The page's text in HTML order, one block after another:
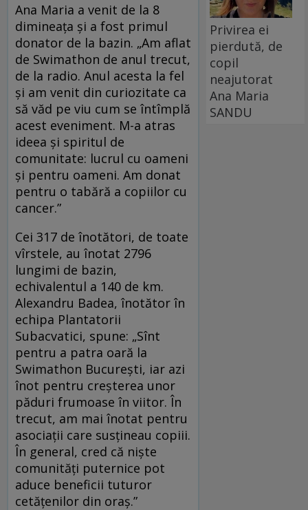
Ana Maria a venit de la 8
dimineața și a fost primul
donator de la bazin. „Am aflat
de Swimathon de anul trecut,
de la radio. Anul acesta la fel
și am venit din curiozitate ca
să văd pe viu cum se întîmplă
acest eveniment. M-a atras
ideea și spiritul de
comunitate: lucrul cu oameni
și pentru oameni. Am donat
pentru o tabără a copiilor cu
cancer.”
Cei 317 de înotători, de toate
vîrstele, au înotat 2796
lungimi de bazin,
echivalentul a 140 de km.
Alexandru Badea, înotător în
echipa Plantatorii
Subacvatici, spune: „Sînt
pentru a patra oară la
Swimathon București, iar azi
înot pentru creșterea unor
păduri frumoase în viitor. În
trecut, am mai înotat pentru
asociații care susțineau copiii.
În general, cred că niște
comunități puternice pot
aduce beneficii tuturor
cetățenilor din oraș.”
Privirea ei
pierdută, de
copil
neajutorat
Ana Maria
SANDU